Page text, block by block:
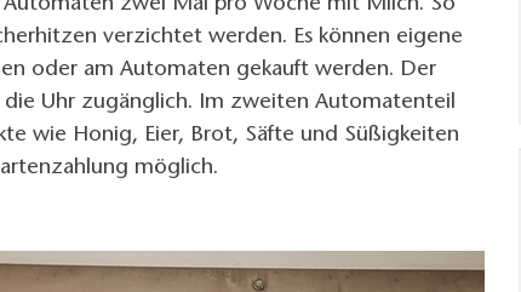
zwei Mal pro Woche mit Milch. So
verzichtet werden. Es können eigene
oder am Automaten gekauft werden. Der
Uhr zugänglich. Im zweiten Automatenteil
wie Honig, Eier, Brot, Säfte und Süßigkeiten
möglich.